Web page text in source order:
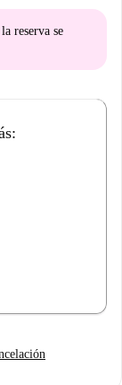
reserva se